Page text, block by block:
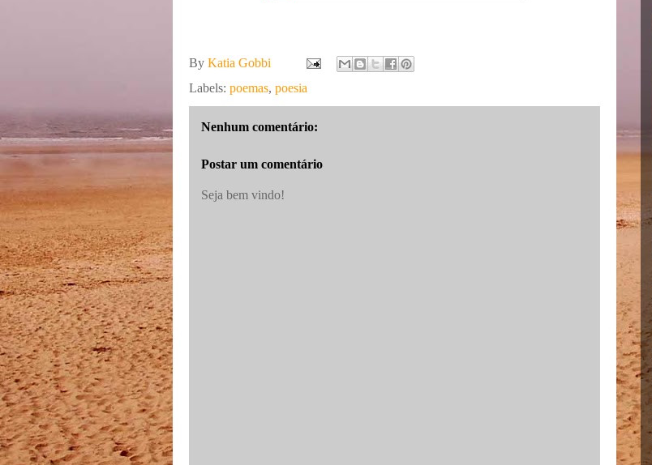
By Katia Gobbi
Labels: poemas, poesia
Nenhum comentário:
Postar um comentário
Seja bem vindo!